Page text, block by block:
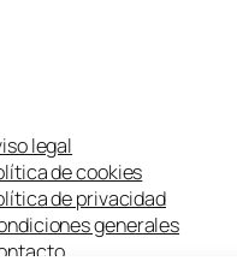
legal
de cookies
de privacidad
generales